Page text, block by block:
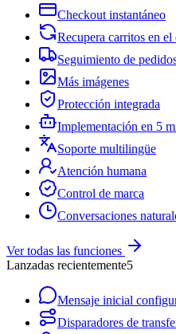
Checkout instantáneo
Recupera carritos en el
Seguimiento de
Más imágenes
Protección integrada
Implementación en 5
Soporte multilingüe
Atención humana
Control de marca
Conversaciones
Ver todas las funciones
Lanzadas recientemente5
Mensaje inicial
Disparadores de